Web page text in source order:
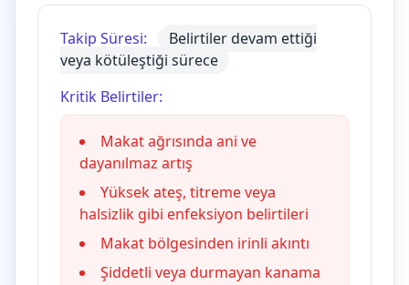
Takip Süresi:
Belirtiler devam ettiği
veya kötüleştiği sürece
Kritik Belirtiler:
Makat ağrısında ani ve
dayanılmaz artış
Yüksek ateş, titreme veya
halsizlik gibi enfeksiyon belirtileri
Makat bölgesinden irinli akıntı
Şiddetli veya durmayan kanama